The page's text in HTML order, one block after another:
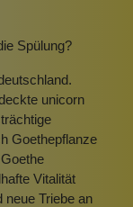
Spülung?
unicorn
Goethepflanze
Vitalität
neue Triebe an